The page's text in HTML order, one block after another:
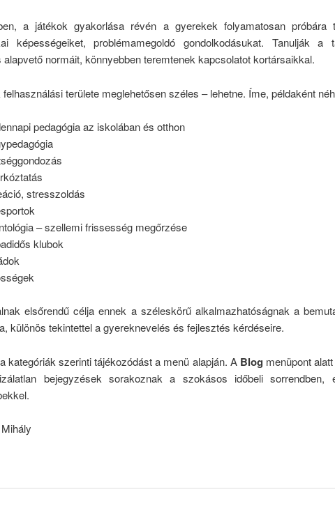
a játékok gyakorlása révén a gyerekek folyamatosan próbára
képességeiket, problémamegoldó gondolkodásukat. Tanulják a
normáit, könnyebben teremtenek kapcsolatot kortársaikkal.
területe meglehetősen széles – lehetne. Íme, példaként
pedagógia az iskolában és otthon
stresszoldás
– szellemi frissesség megőrzése
klubok
elsőrendű célja ennek a széleskörű alkalmazhatóságnak a
különös tekintettel a gyereknevelés és fejlesztés kérdéseire.
kategóriák szerinti tájékozódást a menü alapján. A Blog menüpont
bejegyzések sorakoznak a szokásos időbeli sorrendben,